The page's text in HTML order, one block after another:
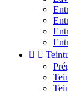
 